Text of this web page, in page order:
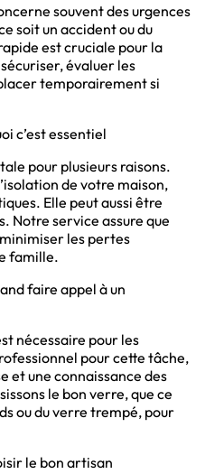
souvent des urgences
soit un accident ou du
est cruciale pour la
évaluer les
temporairement si
c’est essentiel
pour plusieurs raisons.
de votre maison,
Elle peut aussi être
Notre service assure que
les pertes
famille.
faire appel à un
nécessaire pour les
pour cette tâche,
et une connaissance des
le bon verre, que ce
ou du verre trempé, pour
le bon artisan